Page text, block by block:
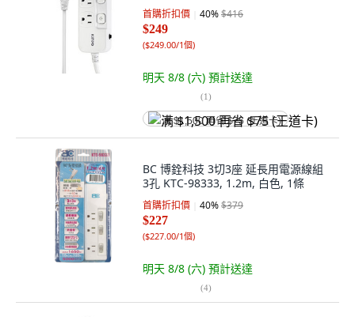
首購折扣價 40%$416
$249
($249.00/1個)
明天 8/8 (六) 預計送達
(1)
满 $1,500 再省 $75 (王道卡)
BC 博銓科技 3切3座 延長用電源線組
3孔 KTC-98333, 1.2m, 白色, 1條
首購折扣價 40%$379
$227
($227.00/1個)
明天 8/8 (六) 預計送達
(4)